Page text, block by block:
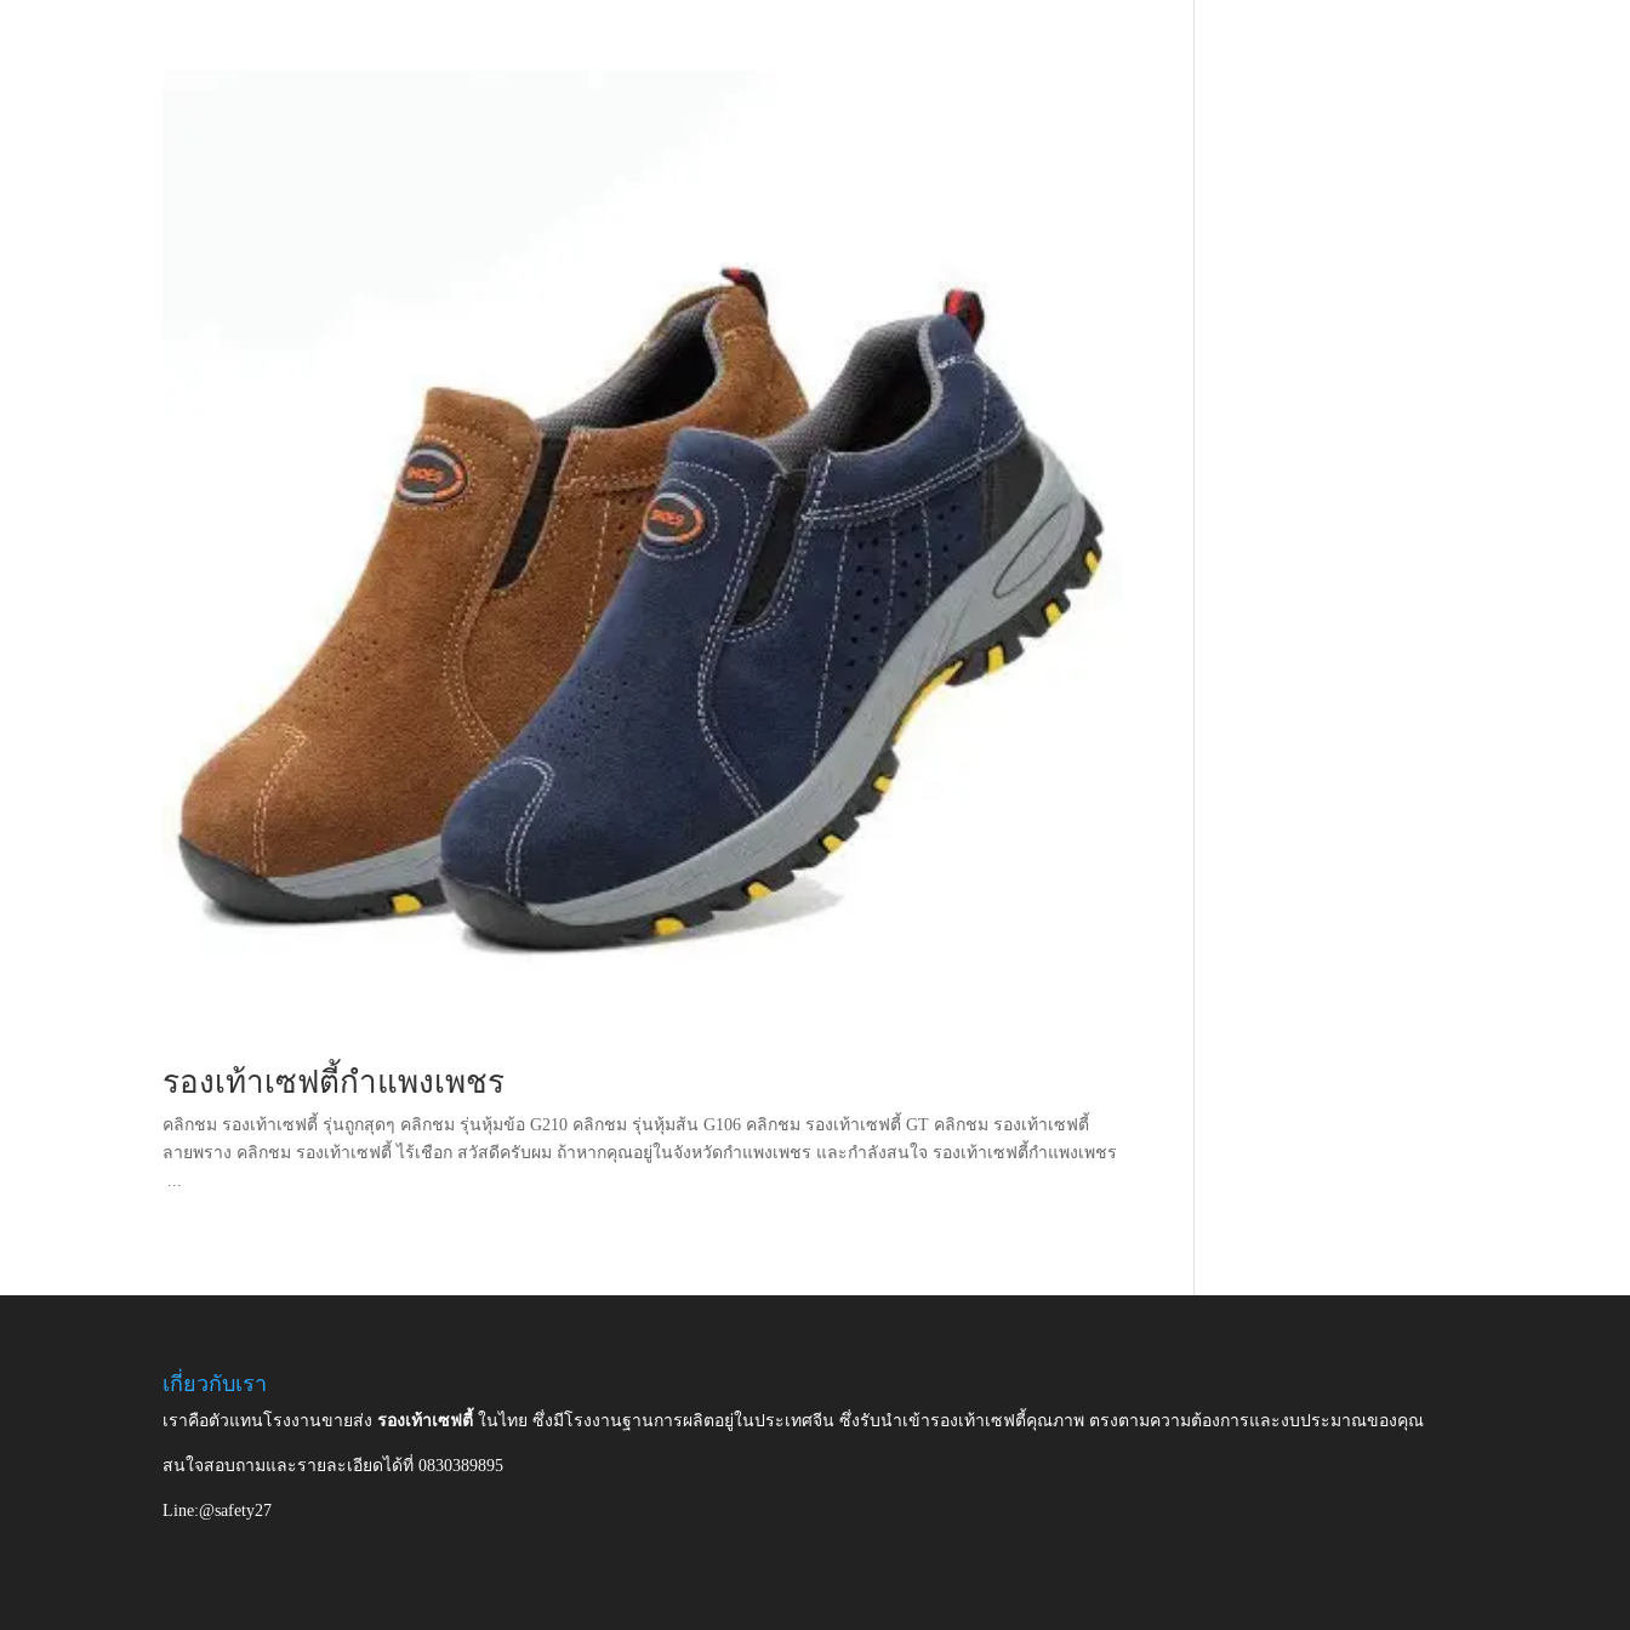
รองเท้าเซฟตี้กำแพงเพชร
คลิกชม รองเท้าเซฟตี้ รุ่นถูกสุดๆ คลิกชม รุ่นหุ้มข้อ G210 คลิกชม รุ่นหุ้มส้น G106 คลิกชม รองเท้าเซฟตี้ GT คลิกชม รองเท้าเซฟตี้
ลายพราง คลิกชม รองเท้าเซฟตี้ ไร้เชือก สวัสดีครับผม ถ้าหากคุณอยู่ในจังหวัดกำแพงเพชร และกำลังสนใจ รองเท้าเซฟตี้กำแพงเพชร
เกี่ยวกับเรา
เราคือตัวแทนโรงงานขายส่งรองเท้าเซฟตี้ในไทย ซึ่งมีโรงงานฐานการผลิตอยู่ในประเทศจีน ซึ่งรับนำเข้ารองเท้าเซฟตี้คุณภาพ ตรงตามความต้องการและงบประมาณของคุณ
สนใจสอบถามและรายละเอียดได้ที่ 0830389895
Line:@safety27